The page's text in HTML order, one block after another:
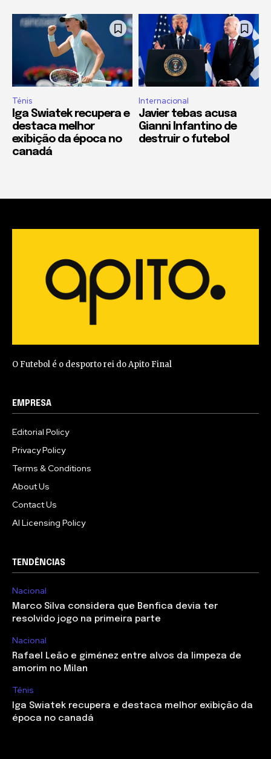
Ténis
Iga Swiatek recupera e
destaca melhor
exibição da época no
canadá
Internacional
Javier tebas acusa
Gianni Infantino de
destruir o futebol
O Futebol é o desporto rei do Apito Final
EMPRESA
Editorial Policy
Privacy Policy
Terms & Conditions
About Us
Contact Us
AI Licensing Policy
TENDÊNCIAS
Nacional
Marco Silva considera que Benfica devia ter
resolvido jogo na primeira parte
Nacional
Rafael Leão e giménez entre alvos da limpeza de
amorim no Milan
Ténis
Iga Swiatek recupera e destaca melhor exibição da
época no canadá